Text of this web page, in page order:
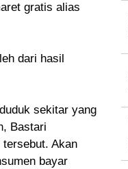
gratis alias
dari hasil
sekitar yang
Bastari
Akan
bayar